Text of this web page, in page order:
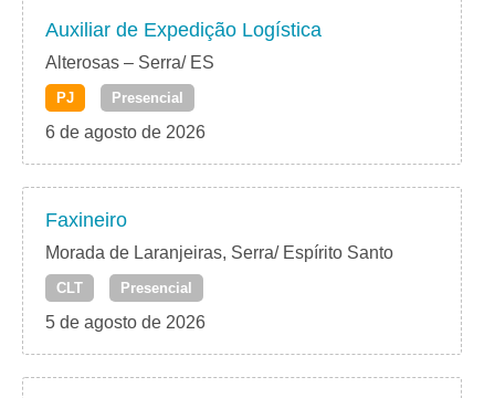
Auxiliar de Expedição Logística
Alterosas – Serra/ ES
PJ Presencial
6 de agosto de 2026
Faxineiro
Morada de Laranjeiras, Serra/ Espírito Santo
CLT Presencial
5 de agosto de 2026